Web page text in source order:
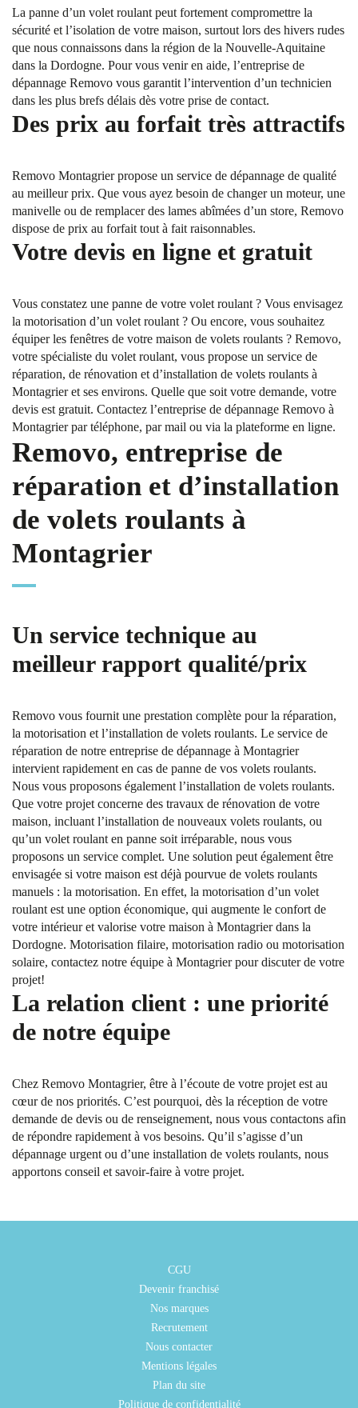
La panne d’un volet roulant peut fortement compromettre la
sécurité et l’isolation de votre maison, surtout lors des hivers rudes
que nous connaissons dans la région de la Nouvelle-Aquitaine
dans la Dordogne. Pour vous venir en aide, l’entreprise de
dépannage Removo vous garantit l’intervention d’un technicien
dans les plus brefs délais dès votre prise de contact.
Des prix au forfait très attractifs
Removo Montagrier propose un service de dépannage de qualité
au meilleur prix. Que vous ayez besoin de changer un moteur, une
manivelle ou de remplacer des lames abîmées d’un store, Removo
dispose de prix au forfait tout à fait raisonnables.
Votre devis en ligne et gratuit
Vous constatez une panne de votre volet roulant ? Vous envisagez
la motorisation d’un volet roulant ? Ou encore, vous souhaitez
équiper les fenêtres de votre maison de volets roulants ? Removo,
votre spécialiste du volet roulant, vous propose un service de
réparation, de rénovation et d’installation de volets roulants à
Montagrier et ses environs. Quelle que soit votre demande, votre
devis est gratuit. Contactez l’entreprise de dépannage Removo à
Montagrier par téléphone, par mail ou via la plateforme en ligne.
Removo, entreprise de
réparation et d’installation
de volets roulants à
Montagrier
Un service technique au
meilleur rapport qualité/prix
Removo vous fournit une prestation complète pour la réparation,
la motorisation et l’installation de volets roulants. Le service de
réparation de notre entreprise de dépannage à Montagrier
intervient rapidement en cas de panne de vos volets roulants.
Nous vous proposons également l’installation de volets roulants.
Que votre projet concerne des travaux de rénovation de votre
maison, incluant l’installation de nouveaux volets roulants, ou
qu’un volet roulant en panne soit irréparable, nous vous
proposons un service complet. Une solution peut également être
envisagée si votre maison est déjà pourvue de volets roulants
manuels : la motorisation. En effet, la motorisation d’un volet
roulant est une option économique, qui augmente le confort de
votre intérieur et valorise votre maison à Montagrier dans la
Dordogne. Motorisation filaire, motorisation radio ou motorisation
solaire, contactez notre équipe à Montagrier pour discuter de votre
projet!
La relation client : une priorité
de notre équipe
Chez Removo Montagrier, être à l’écoute de votre projet est au
cœur de nos priorités. C’est pourquoi, dès la réception de votre
demande de devis ou de renseignement, nous vous contactons afin
de répondre rapidement à vos besoins. Qu’il s’agisse d’un
dépannage urgent ou d’une installation de volets roulants, nous
apportons conseil et savoir-faire à votre projet.
CGU
Devenir franchisé
Nos marques
Recrutement
Nous contacter
Mentions légales
Plan du site
Politique de confidentialité